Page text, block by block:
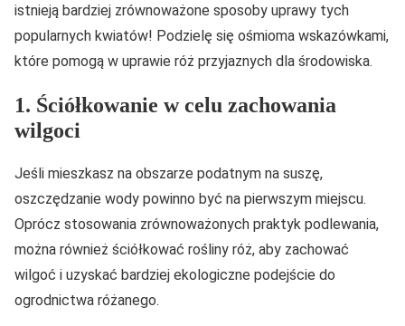
istnieją bardziej zrównoważone sposoby uprawy tych
popularnych kwiatów! Podzielę się ośmioma wskazówkami,
które pomogą w uprawie róż przyjaznych dla środowiska.
1. Ściółkowanie w celu zachowania
wilgoci
Jeśli mieszkasz na obszarze podatnym na suszę,
oszczędzanie wody powinno być na pierwszym miejscu.
Oprócz stosowania zrównoważonych praktyk podlewania,
można również ściółkować rośliny róż, aby zachować
wilgoć i uzyskać bardziej ekologiczne podejście do
ogrodnictwa różanego.